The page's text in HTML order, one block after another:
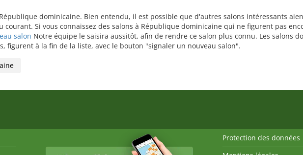
dominicaine. Bien entendu, il est possible que d'autres salons intéressants
Si vous connaissez des salons à République dominicaine qui ne figurent pas
salon Notre équipe le saisira aussitôt, afin de rendre ce salon plus connu. Les salons
figurent à la fin de la liste, avec le bouton "signaler un nouveau salon".
Protection des données